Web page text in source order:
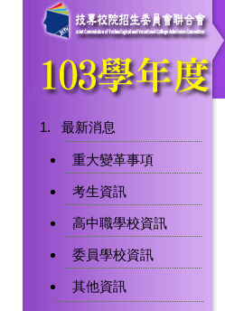
最新消息
重大變革事項
考生資訊
高中職學校資訊
委員學校資訊
其他資訊